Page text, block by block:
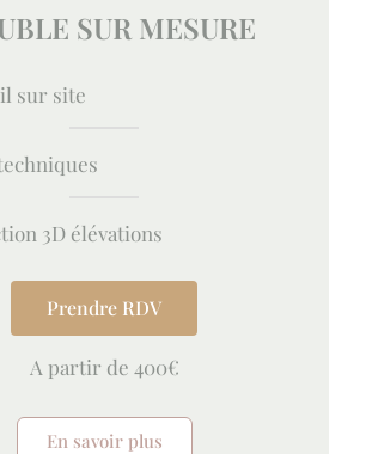
SUR MESURE
sur site
3D élévations
Prendre RDV
A partir de 400€
En savoir plus